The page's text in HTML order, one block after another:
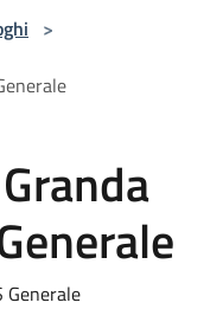
>
Generale